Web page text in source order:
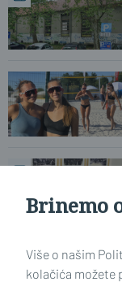
Brinemo
Više o našim
kolačića možete